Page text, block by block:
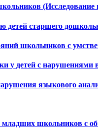
детей старшего
школьников с
у детей с нарушениями
языкового
школьников с